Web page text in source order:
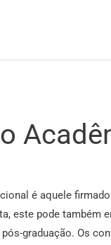
é aquele
este pode também
graduação. Os